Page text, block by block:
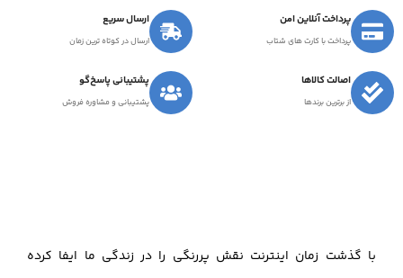
پرداخت آنلاین امن
پرداخت با کارت های شتاب
ارسال سریع
ارسال در کوتاه ترین زمان
اصالت کالاها
از برترین برندها
پشتیبانی پاسخ‌گو
پشتیبانی و مشاوره فروش
با گذشت زمان اینترنت نقش پررنگی را در زندگی ما ایفا کرده